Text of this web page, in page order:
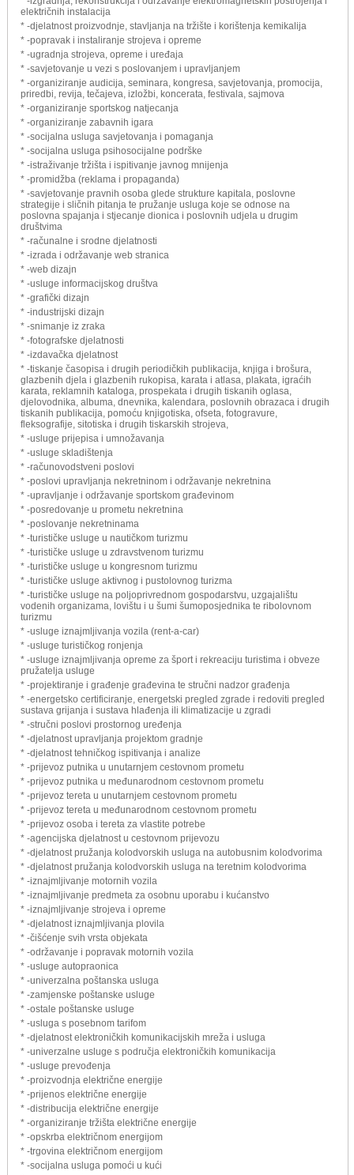
električnih instalacija
* -djelatnost proizvodnje, stavljanja na tržište i korištenja kemikalija
* -popravak i instaliranje strojeva i opreme
* -ugradnja strojeva, opreme i uređaja
* -savjetovanje u vezi s poslovanjem i upravljanjem
* -organiziranje audicija, seminara, kongresa, savjetovanja, promocija,
priredbi, revija, tečajeva, izložbi, koncerata, festivala, sajmova
* -organiziranje sportskog natjecanja
* -organiziranje zabavnih igara
* -socijalna usluga savjetovanja i pomaganja
* -socijalna usluga psihosocijalne podrške
* -istraživanje tržišta i ispitivanje javnog mnijenja
* -promidžba (reklama i propaganda)
* -savjetovanje pravnih osoba glede strukture kapitala, poslovne
strategije i sličnih pitanja te pružanje usluga koje se odnose na
poslovna spajanja i stjecanje dionica i poslovnih udjela u drugim
društvima
* -računalne i srodne djelatnosti
* -izrada i održavanje web stranica
* -web dizajn
* -usluge informacijskog društva
* -grafički dizajn
* -industrijski dizajn
* -snimanje iz zraka
* -fotografske djelatnosti
* -izdavačka djelatnost
* -tiskanje časopisa i drugih periodičkih publikacija, knjiga i brošura,
glazbenih djela i glazbenih rukopisa, karata i atlasa, plakata, igraćih
karata, reklamnih kataloga, prospekata i drugih tiskanih oglasa,
djelovodnika, albuma, dnevnika, kalendara, poslovnih obrazaca i drugih
tiskanih publikacija, pomoću knjigotiska, ofseta, fotogravure,
fleksografije, sitotiska i drugih tiskarskih strojeva,
* -usluge prijepisa i umnožavanja
* -usluge skladištenja
* -računovodstveni poslovi
* -poslovi upravljanja nekretninom i održavanje nekretnina
* -upravljanje i održavanje sportskom građevinom
* -posredovanje u prometu nekretnina
* -poslovanje nekretninama
* -turističke usluge u nautičkom turizmu
* -turističke usluge u zdravstvenom turizmu
* -turističke usluge u kongresnom turizmu
* -turističke usluge aktivnog i pustolovnog turizma
* -turističke usluge na poljoprivrednom gospodarstvu, uzgajalištu
vodenih organizama, lovištu i u šumi šumoposjednika te ribolovnom
turizmu
* -usluge iznajmljivanja vozila (rent-a-car)
* -usluge turističkog ronjenja
* -usluge iznajmljivanja opreme za šport i rekreaciju turistima i obveze
pružatelja usluge
* -projektiranje i građenje građevina te stručni nadzor građenja
* -energetsko certificiranje, energetski pregled zgrade i redoviti pregled
sustava grijanja i sustava hlađenja ili klimatizacije u zgradi
* -stručni poslovi prostornog uređenja
* -djelatnost upravljanja projektom gradnje
* -djelatnost tehničkog ispitivanja i analize
* -prijevoz putnika u unutarnjem cestovnom prometu
* -prijevoz putnika u međunarodnom cestovnom prometu
* -prijevoz tereta u unutarnjem cestovnom prometu
* -prijevoz tereta u međunarodnom cestovnom prometu
* -prijevoz osoba i tereta za vlastite potrebe
* -agencijska djelatnost u cestovnom prijevozu
* -djelatnost pružanja kolodvorskih usluga na autobusnim kolodvorima
* -djelatnost pružanja kolodvorskih usluga na teretnim kolodvorima
* -iznajmljivanje motornih vozila
* -iznajmljivanje predmeta za osobnu uporabu i kućanstvo
* -iznajmljivanje strojeva i opreme
* -djelatnost iznajmljivanja plovila
* -čišćenje svih vrsta objekata
* -održavanje i popravak motornih vozila
* -usluge autopraonica
* -univerzalna poštanska usluga
* -zamjenske poštanske usluge
* -ostale poštanske usluge
* -usluga s posebnom tarifom
* -djelatnost elektroničkih komunikacijskih mreža i usluga
* -univerzalne usluge s područja elektroničkih komunikacija
* -usluge prevođenja
* -proizvodnja električne energije
* -prijenos električne energije
* -distribucija električne energije
* -organiziranje tržišta električne energije
* -opskrba električnom energijom
* -trgovina električnom energijom
* -socijalna usluga pomoći u kući